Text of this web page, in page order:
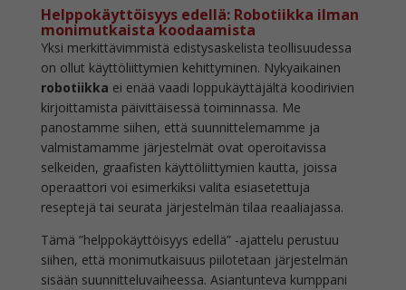
Helppokäyttöisyys edellä: Robotiikka ilman
monimutkaista koodaamista
Yksi merkittävimmistä edistysaskelista teollisuudessa
on ollut käyttöliittymien kehittyminen. Nykyaikainen
robotiikka ei enää vaadi loppukäyttäjältä koodirivien
kirjoittamista päivittäisessä toiminnassa. Me
panostamme siihen, että suunnittelemamme ja
valmistamamme järjestelmät ovat operoitavissa
selkeiden, graafisten käyttöliittymien kautta, joissa
operaattori voi esimerkiksi valita esiasetettuja
reseptejä tai seurata järjestelmän tilaa reaaliajassa.
Tämä ”helppokäyttöisyys edellä” -ajattelu perustuu
siihen, että monimutkaisuus piilotetaan järjestelmän
sisään suunnitteluvaiheessa. Asiantunteva kumppani